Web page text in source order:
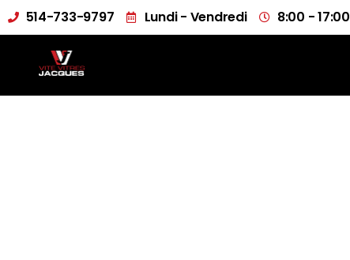
514-733-9797 Lundi - Vendredi 8:00 - 17:00